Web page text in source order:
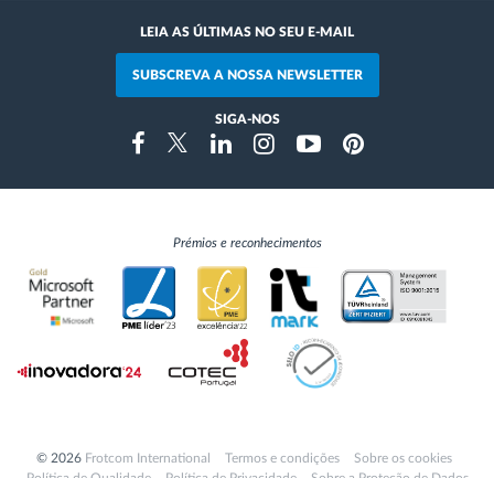
LEIA AS ÚLTIMAS NO SEU E-MAIL
SUBSCREVA A NOSSA NEWSLETTER
SIGA-NOS
FacebookTwitterLinkedinInstragramYoutubePinterest
Prémios e reconhecimentos
© 2026 Frotcom International Termos e condições
Sobre os cookies